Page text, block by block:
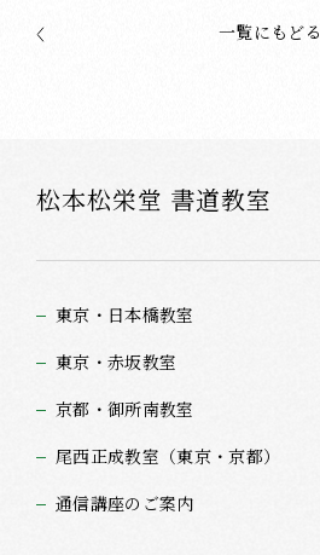
一覧にもどる
松本松栄堂 書道教室
東京・日本橋教室
東京・赤坂教室
京都・御所南教室
尾西正成教室（東京・京都）
通信講座のご案内